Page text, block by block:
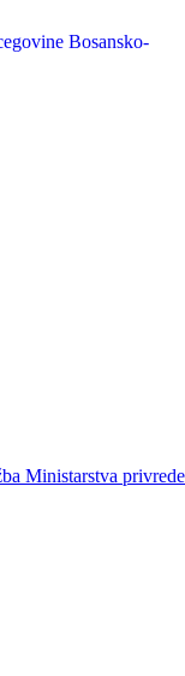
Ministarstva privrede